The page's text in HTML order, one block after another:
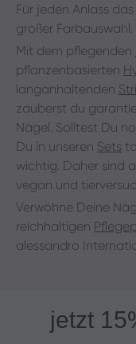
Für jeden Anlass
großer Farbauswahl.
Mit dem pflegenden
pflanzenbasierten
langanhaltenden
zauberst du
Nägel. Solltest Du
Du in unseren Sets
wichtig. Daher sind
vegan und
Verwöhne Deine
reichhaltigen
alessandro
jetzt